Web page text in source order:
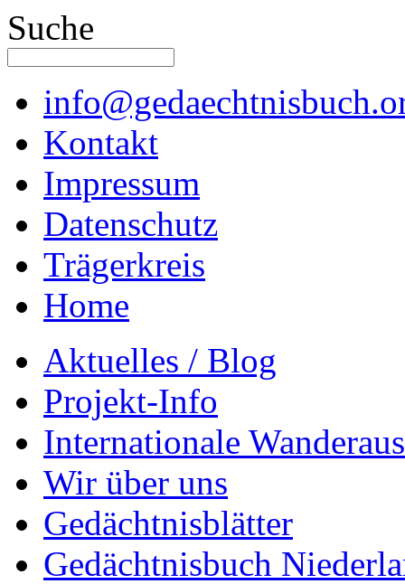
Suche
Kontakt
Impressum
Datenschutz
Trägerkreis
Home
Aktuelles / Blog
Projekt-Info
Internationale
Wir über uns
Gedächtnisblätter
Gedächtnisbuch